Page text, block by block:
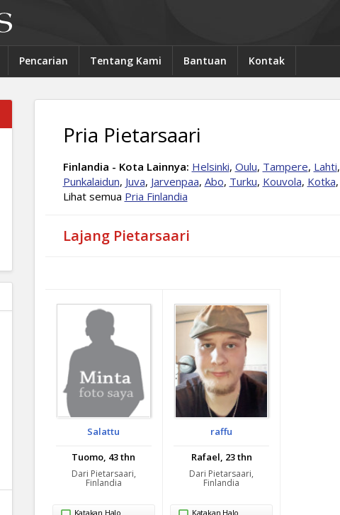
Pencarian Tentang Kami Bantuan Kontak
Pria Pietarsaari
Finlandia - Kota Lainnya: Helsinki, Oulu, Tampere, Lahti,
Punkalaidun, Juva, Jarvenpaa, Abo, Turku, Kouvola, Kotka,
Lihat semua Pria Finlandia
Lajang Pietarsaari
Salattu
Tuomo, 43 thn
Dari Pietarsaari,
Finlandia
Katakan Halo
raffu
Rafael, 23 thn
Dari Pietarsaari,
Finlandia
Katakan Halo